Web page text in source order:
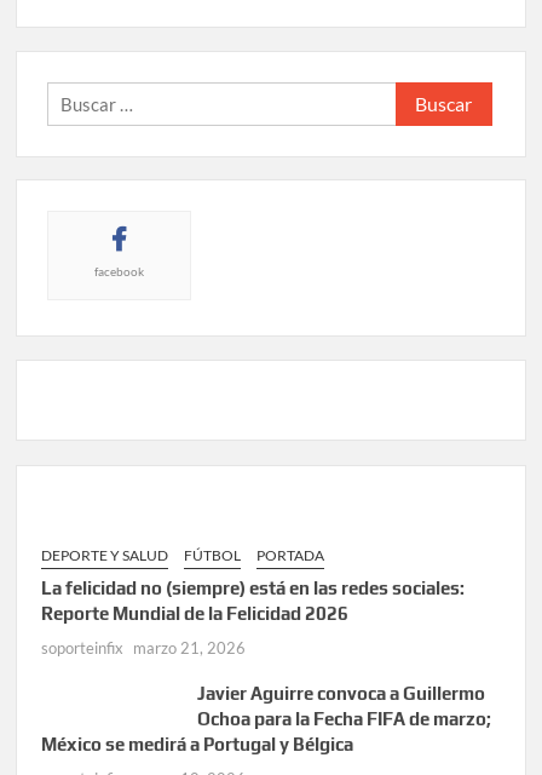
Buscar:
facebook
DEPORTE Y SALUD FÚTBOL PORTADA
La felicidad no (siempre) está en las redes sociales:
Reporte Mundial de la Felicidad 2026
soporteinfix marzo 21, 2026
Javier Aguirre convoca a Guillermo
Ochoa para la Fecha FIFA de marzo;
México se medirá a Portugal y Bélgica